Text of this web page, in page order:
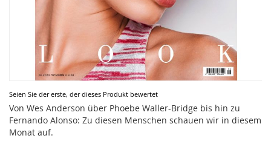
Seien Sie der erste, der dieses Produkt bewertet
Von Wes Anderson über Phoebe Waller-Bridge bis hin zu
Fernando Alonso: Zu diesen Menschen schauen wir in diesem
Monat auf.
Zum
Anfang
der
Bildergalerie